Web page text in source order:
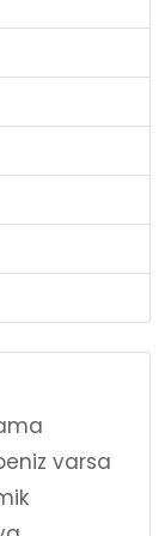
varsa